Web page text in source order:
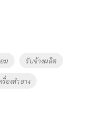
ม รับจ้างผลิต
รื่องสำอาง